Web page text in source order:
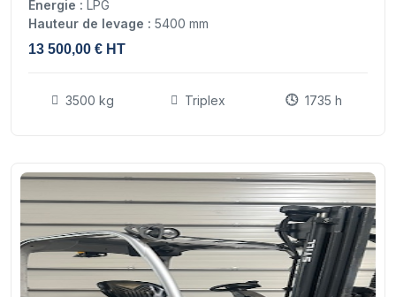
Énergie : LPG
Hauteur de levage : 5400 mm
13 500,00 € HT
3500 kg Triplex 1735 h